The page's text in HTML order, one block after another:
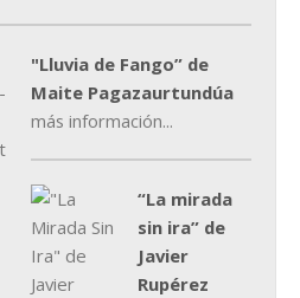
"Lluvia de Fango” de
Maite Pagazaurtundúa
más información...
“La mirada
sin ira” de
Javier
Rupérez